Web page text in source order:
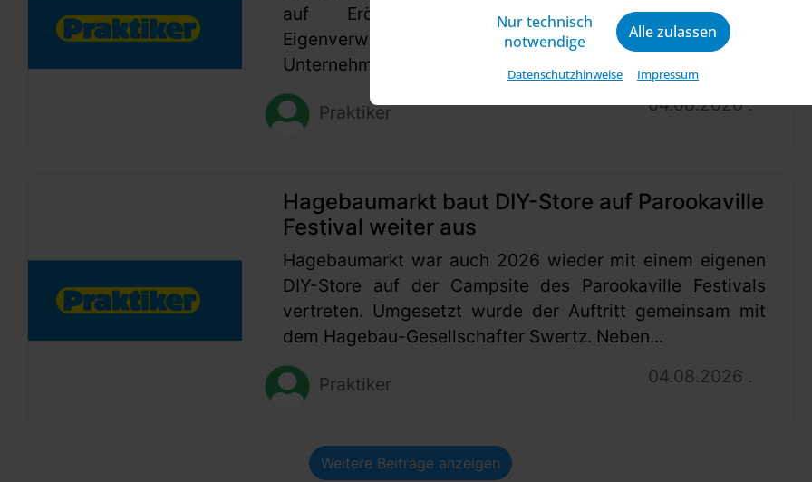
Nur technisch
notwendige
Alle zulassen
Datenschutzhinweise Impressum
auf Eröffnung eines Insolvenzverfahrens in
Eigenverwaltung gestellt. Mit diesem Schritt will das
Unternehmen seine wirtschaftliche Zukunft sic...
Praktiker 04.08.2026 .
Hagebaumarkt baut DIY-Store auf Parookaville
Festival weiter aus
Hagebaumarkt war auch 2026 wieder mit einem eigenen
DIY-Store auf der Campsite des Parookaville Festivals
vertreten. Umgesetzt wurde der Auftritt gemeinsam mit
dem Hagebau-Gesellschafter Swertz. Neben...
Praktiker 04.08.2026 .
Weitere Beiträge anzeigen